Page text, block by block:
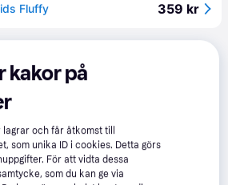
Fluffy 359 kr
kakor på
lagrar och får åtkomst till
som unika ID i cookies. Detta görs
För att vidta dessa
som du kan ge via